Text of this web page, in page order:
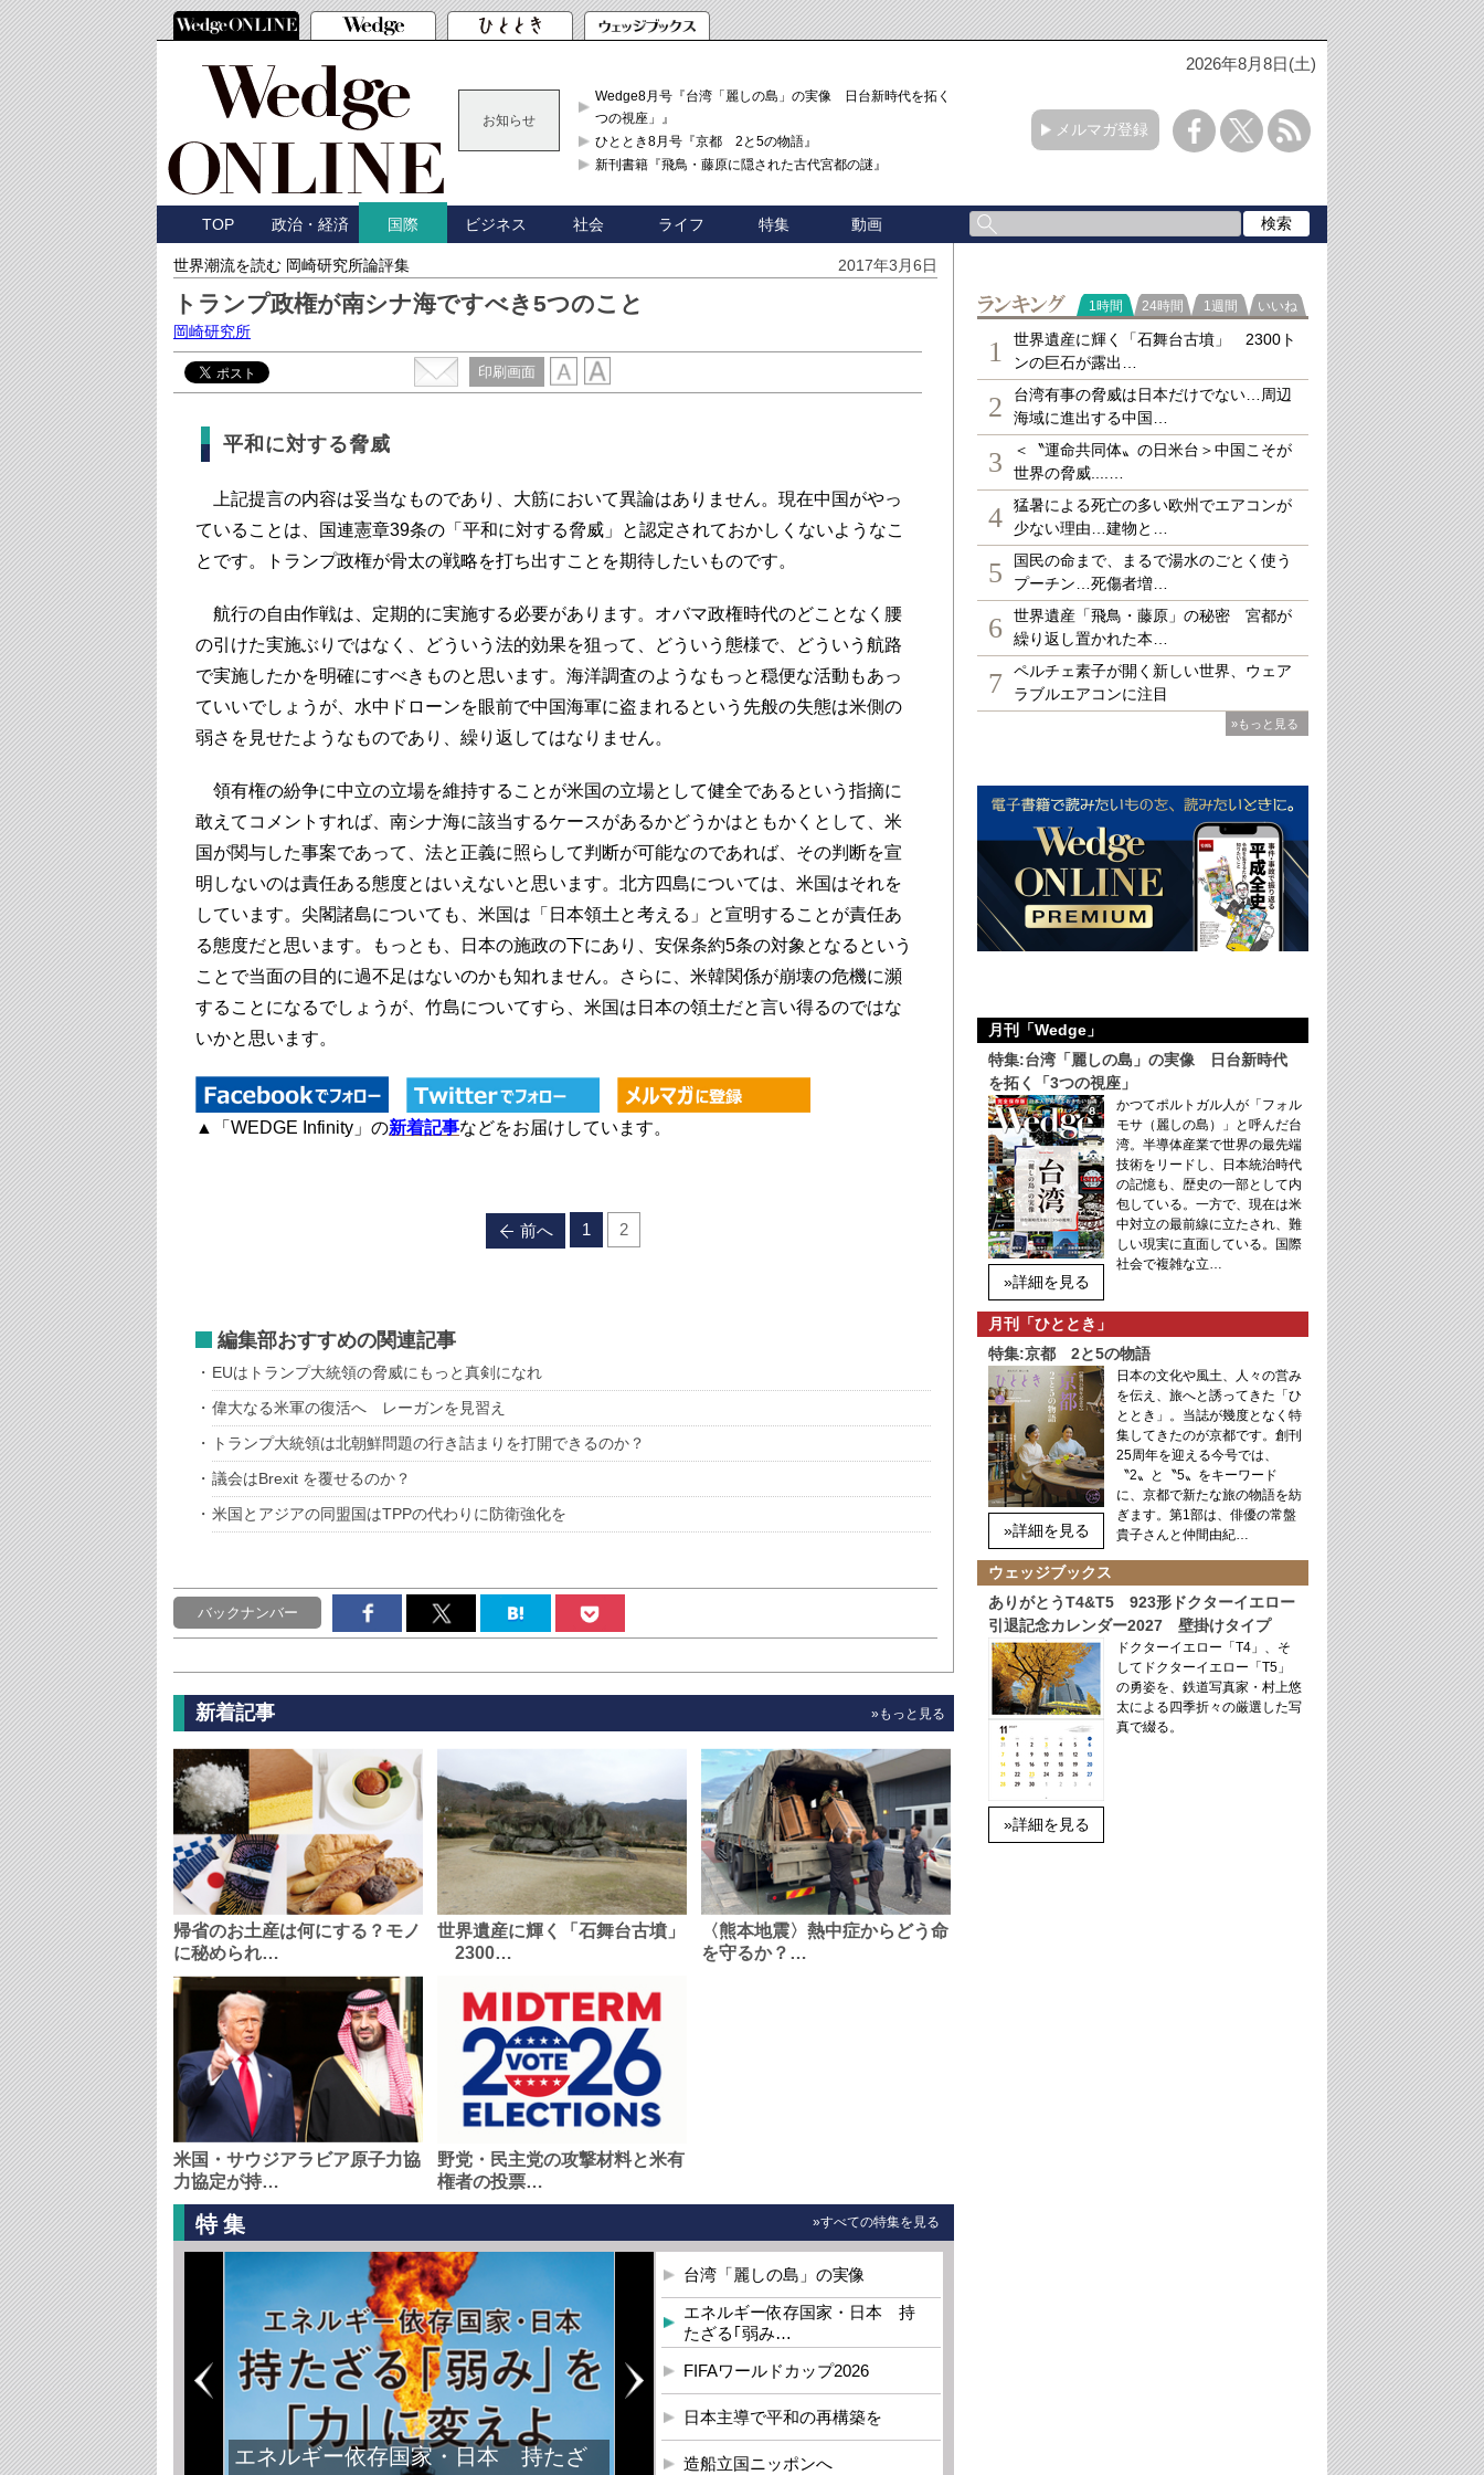
2026年8月8日(土)
お知らせ
Wedge8月号『台湾「麗しの島」の実像 日台新時代を拓く「3
つの視座」』
ひととき8月号『京都 2と5の物語』
新刊書籍『飛鳥・藤原に隠された古代宮都の謎』
メルマガ登録
TOP 政治・経済 国際 ビジネス 社会 ライフ 特集 動画
世界潮流を読む 岡崎研究所論評集 2017年3月6日
トランプ政権が南シナ海ですべき5つのこと
岡崎研究所
印刷画面
平和に対する脅威
上記提言の内容は妥当なものであり、大筋において異論はありません。現在中国がやっ
ていることは、国連憲章39条の「平和に対する脅威」と認定されておかしくないようなこ
とです。トランプ政権が骨太の戦略を打ち出すことを期待したいものです。
航行の自由作戦は、定期的に実施する必要があります。オバマ政権時代のどことなく腰
の引けた実施ぶりではなく、どういう法的効果を狙って、どういう態様で、どういう航路
で実施したかを明確にすべきものと思います。海洋調査のようなもっと穏便な活動もあっ
ていいでしょうが、水中ドローンを眼前で中国海軍に盗まれるという先般の失態は米側の
弱さを見せたようなものであり、繰り返してはなりません。
領有権の紛争に中立の立場を維持することが米国の立場として健全であるという指摘に
敢えてコメントすれば、南シナ海に該当するケースがあるかどうかはともかくとして、米
国が関与した事案であって、法と正義に照らして判断が可能なのであれば、その判断を宣
明しないのは責任ある態度とはいえないと思います。北方四島については、米国はそれを
しています。尖閣諸島についても、米国は「日本領土と考える」と宣明することが責任あ
る態度だと思います。もっとも、日本の施政の下にあり、安保条約5条の対象となるという
ことで当面の目的に過不足はないのかも知れません。さらに、米韓関係が崩壊の危機に瀕
することになるでしょうが、竹島についてすら、米国は日本の領土だと言い得るのではな
いかと思います。
▲「WEDGE Infinity」の新着記事などをお届けしています。
前へ 1 2
編集部おすすめの関連記事
EUはトランプ大統領の脅威にもっと真剣になれ
偉大なる米軍の復活へ レーガンを見習え
トランプ大統領は北朝鮮問題の行き詰まりを打開できるのか？
議会はBrexit を覆せるのか？
米国とアジアの同盟国はTPPの代わりに防衛強化を
バックナンバー
新着記事 »もっと見る
帰省のお土産は何にする？モノ
に秘められ…
世界遺産に輝く「石舞台古墳」
2300…
〈熊本地震〉熱中症からどう命
を守るか？…
米国・サウジアラビア原子力協
力協定が持…
野党・民主党の攻撃材料と米有
権者の投票…
特集 »すべての特集を見る
エネルギー依存国家・日本 持たざ
台湾「麗しの島」の実像
エネルギー依存国家・日本 持
たざる｢弱み…
FIFAワールドカップ2026
日本主導で平和の再構築を
造船立国ニッポンへ
ランキング
1時間 24時間 1週間 いいね
1
世界遺産に輝く「石舞台古墳」 2300ト
ンの巨石が露出…
2
台湾有事の脅威は日本だけでない…周辺
海域に進出する中国…
3
＜〝運命共同体〟の日米台＞中国こそが
世界の脅威....…
4
猛暑による死亡の多い欧州でエアコンが
少ない理由…建物と…
5
国民の命まで、まるで湯水のごとく使う
プーチン…死傷者増…
6
世界遺産「飛鳥・藤原」の秘密 宮都が
繰り返し置かれた本…
7
ペルチェ素子が開く新しい世界、ウェア
ラブルエアコンに注目
»もっと見る
月刊「Wedge」
特集:台湾「麗しの島」の実像 日台新時代
を拓く「3つの視座」
»詳細を見る
かつてポルトガル人が「フォル
モサ（麗しの島）」と呼んだ台
湾。半導体産業で世界の最先端
技術をリードし、日本統治時代
の記憶も、歴史の一部として内
包している。一方で、現在は米
中対立の最前線に立たされ、難
しい現実に直面している。国際
社会で複雑な立…
月刊「ひととき」
特集:京都 2と5の物語
»詳細を見る
日本の文化や風土、人々の営み
を伝え、旅へと誘ってきた「ひ
ととき」。当誌が幾度となく特
集してきたのが京都です。創刊
25周年を迎える今号では、
〝2〟と〝5〟をキーワード
に、京都で新たな旅の物語を紡
ぎます。第1部は、俳優の常盤
貴子さんと仲間由紀…
ウェッジブックス
ありがとうT4&T5 923形ドクターイエロー
引退記念カレンダー2027 壁掛けタイプ
»詳細を見る
ドクターイエロー「T4」、そ
してドクターイエロー「T5」
の勇姿を、鉄道写真家・村上悠
太による四季折々の厳選した写
真で綴る。